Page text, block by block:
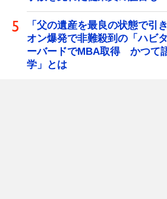
「父の遺産を最良の状態で
オン爆発で非難殺到の「ハビ
ーバードでMBA取得 かつて
学」とは